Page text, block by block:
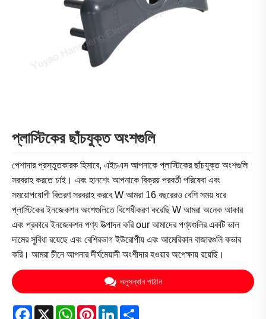
প্লাস্টিকের ছাঁচযুক্ত অংশগুলি
পেশাদার প্রস্তুতকারক হিসাবে, এইচএস আপনাকে প্লাস্টিকের ছাঁচযুক্ত অংশগুলি
সরবরাহ করতে চাই। এবং হানশেং আপনাকে বিক্রয় পরবর্তী পরিষেবা এবং
সময়োপযোগী বিতরণ সরবরাহ করবে W আমরা 16 বছরেরও বেশি সময় ধরে
প্লাস্টিকের ইনজেকশন অংশগুলিতে বিশেষীকরণ করেছি W আমরা অনেক আকার
এবং প্রকারে ইনজেকশন পণ্য উত্পাদন করি our আমাদের পণ্যগুলির একটি ভাল
দামের সুবিধা রয়েছে এবং বেশিরভাগ ইউরোপীয় এবং আমেরিকান বাজারগুলি কভার
করি। আমরা চীনে আপনার দীর্ঘমেয়াদী অংশীদার হওয়ার অপেক্ষায় রয়েছি।
অনুসন্ধান পাঠান
Facebook
X WhatsApp
PinterestLinkedIn